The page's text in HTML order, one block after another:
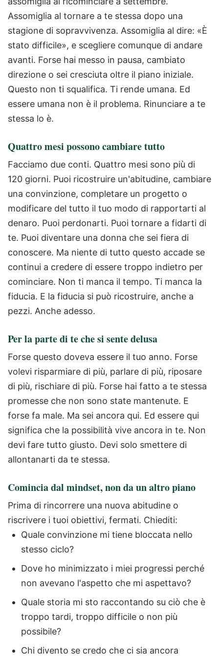
Assomiglia al tornare a te stessa dopo una
stagione di sopravvivenza. Assomiglia al dire: «È
stato difficile», e scegliere comunque di andare
avanti. Forse hai messo in pausa, cambiato
direzione o sei cresciuta oltre il piano iniziale.
Questo non ti squalifica. Ti rende umana. Ed
essere umana non è il problema. Rinunciare a te
stessa lo è.
Quattro mesi possono cambiare tutto
Facciamo due conti. Quattro mesi sono più di
120 giorni. Puoi ricostruire un'abitudine, cambiare
una convinzione, completare un progetto o
modificare del tutto il tuo modo di rapportarti al
denaro. Puoi perdonarti. Puoi tornare a fidarti di
te. Puoi diventare una donna che sei fiera di
conoscere. Ma niente di tutto questo accade se
continui a credere di essere troppo indietro per
cominciare. Non ti manca il tempo. Ti manca la
fiducia. E la fiducia si può ricostruire, anche a
pezzi. Anche adesso.
Per la parte di te che si sente delusa
Forse questo doveva essere il tuo anno. Forse
volevi risparmiare di più, parlare di più, riposare
di più, rischiare di più. Forse hai fatto a te stessa
promesse che non sono state mantenute. E
forse fa male. Ma sei ancora qui. Ed essere qui
significa che la possibilità vive ancora in te. Non
devi fare tutto giusto. Devi solo smettere di
allontanarti da te stessa.
Comincia dal mindset, non da un altro piano
Prima di rincorrere una nuova abitudine o
riscrivere i tuoi obiettivi, fermati. Chiediti:
Quale convinzione mi tiene bloccata nello
stesso ciclo?
Dove ho minimizzato i miei progressi perché
non avevano l'aspetto che mi aspettavo?
Quale storia mi sto raccontando su ciò che è
troppo tardi, troppo difficile o non più
possibile?
Chi divento se credo che ci sia ancora